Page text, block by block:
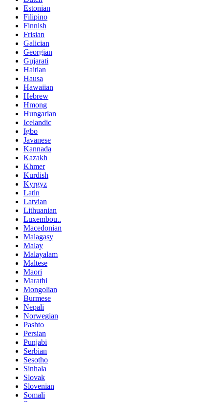
Estonian
Filipino
Finnish
Frisian
Galician
Georgian
Gujarati
Haitian
Hausa
Hawaiian
Hebrew
Hmong
Hungarian
Icelandic
Igbo
Javanese
Kannada
Kazakh
Khmer
Kurdish
Kyrgyz
Latin
Latvian
Lithuanian
Luxembou..
Macedonian
Malagasy
Malay
Malayalam
Maltese
Maori
Marathi
Mongolian
Burmese
Nepali
Norwegian
Pashto
Persian
Punjabi
Serbian
Sesotho
Sinhala
Slovak
Slovenian
Somali